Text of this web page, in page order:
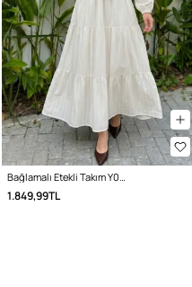
Bağlamalı Etekli Takım Y0149 - KREM
1.849,99TL